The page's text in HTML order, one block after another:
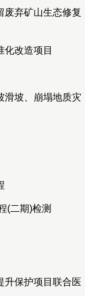
废弃矿山生态修复
化改造项目
滑坡、崩塌地质灾
(二期)检测
升保护项目联合医